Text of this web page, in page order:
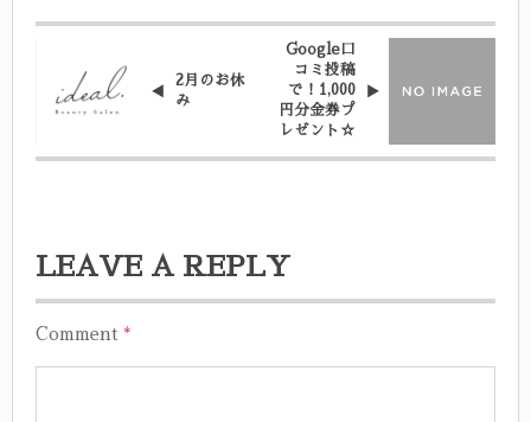
2月のお休
み
Google口
コミ投稿
で！1,000
円分金券プ
レゼント☆
LEAVE A REPLY
Comment *